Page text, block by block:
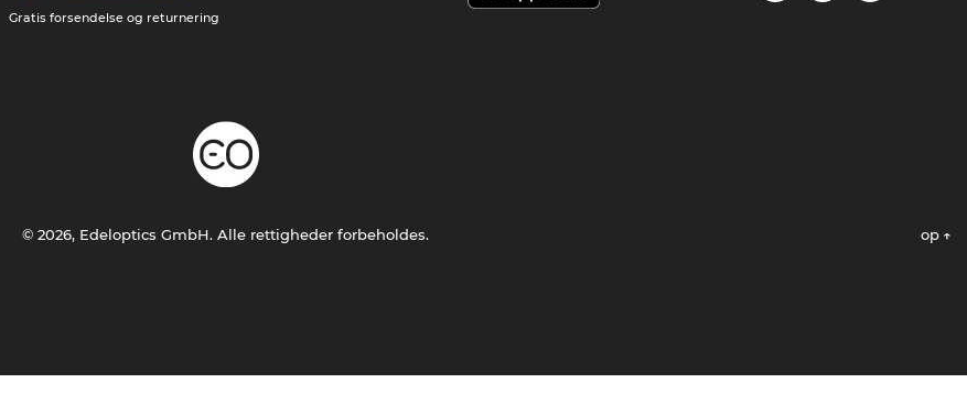
Gratis forsendelse og returnering
© 2026, Edeloptics GmbH. Alle rettigheder forbeholdes. op